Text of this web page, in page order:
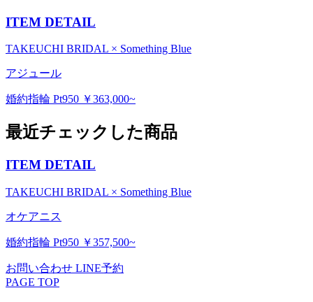
ITEM DETAIL
TAKEUCHI BRIDAL × Something Blue
アジュール
婚約指輪 Pt950 ￥363,000~
最近チェックした商品
ITEM DETAIL
TAKEUCHI BRIDAL × Something Blue
オケアニス
婚約指輪 Pt950 ￥357,500~
お問い合わせ LINE予約
PAGE TOP